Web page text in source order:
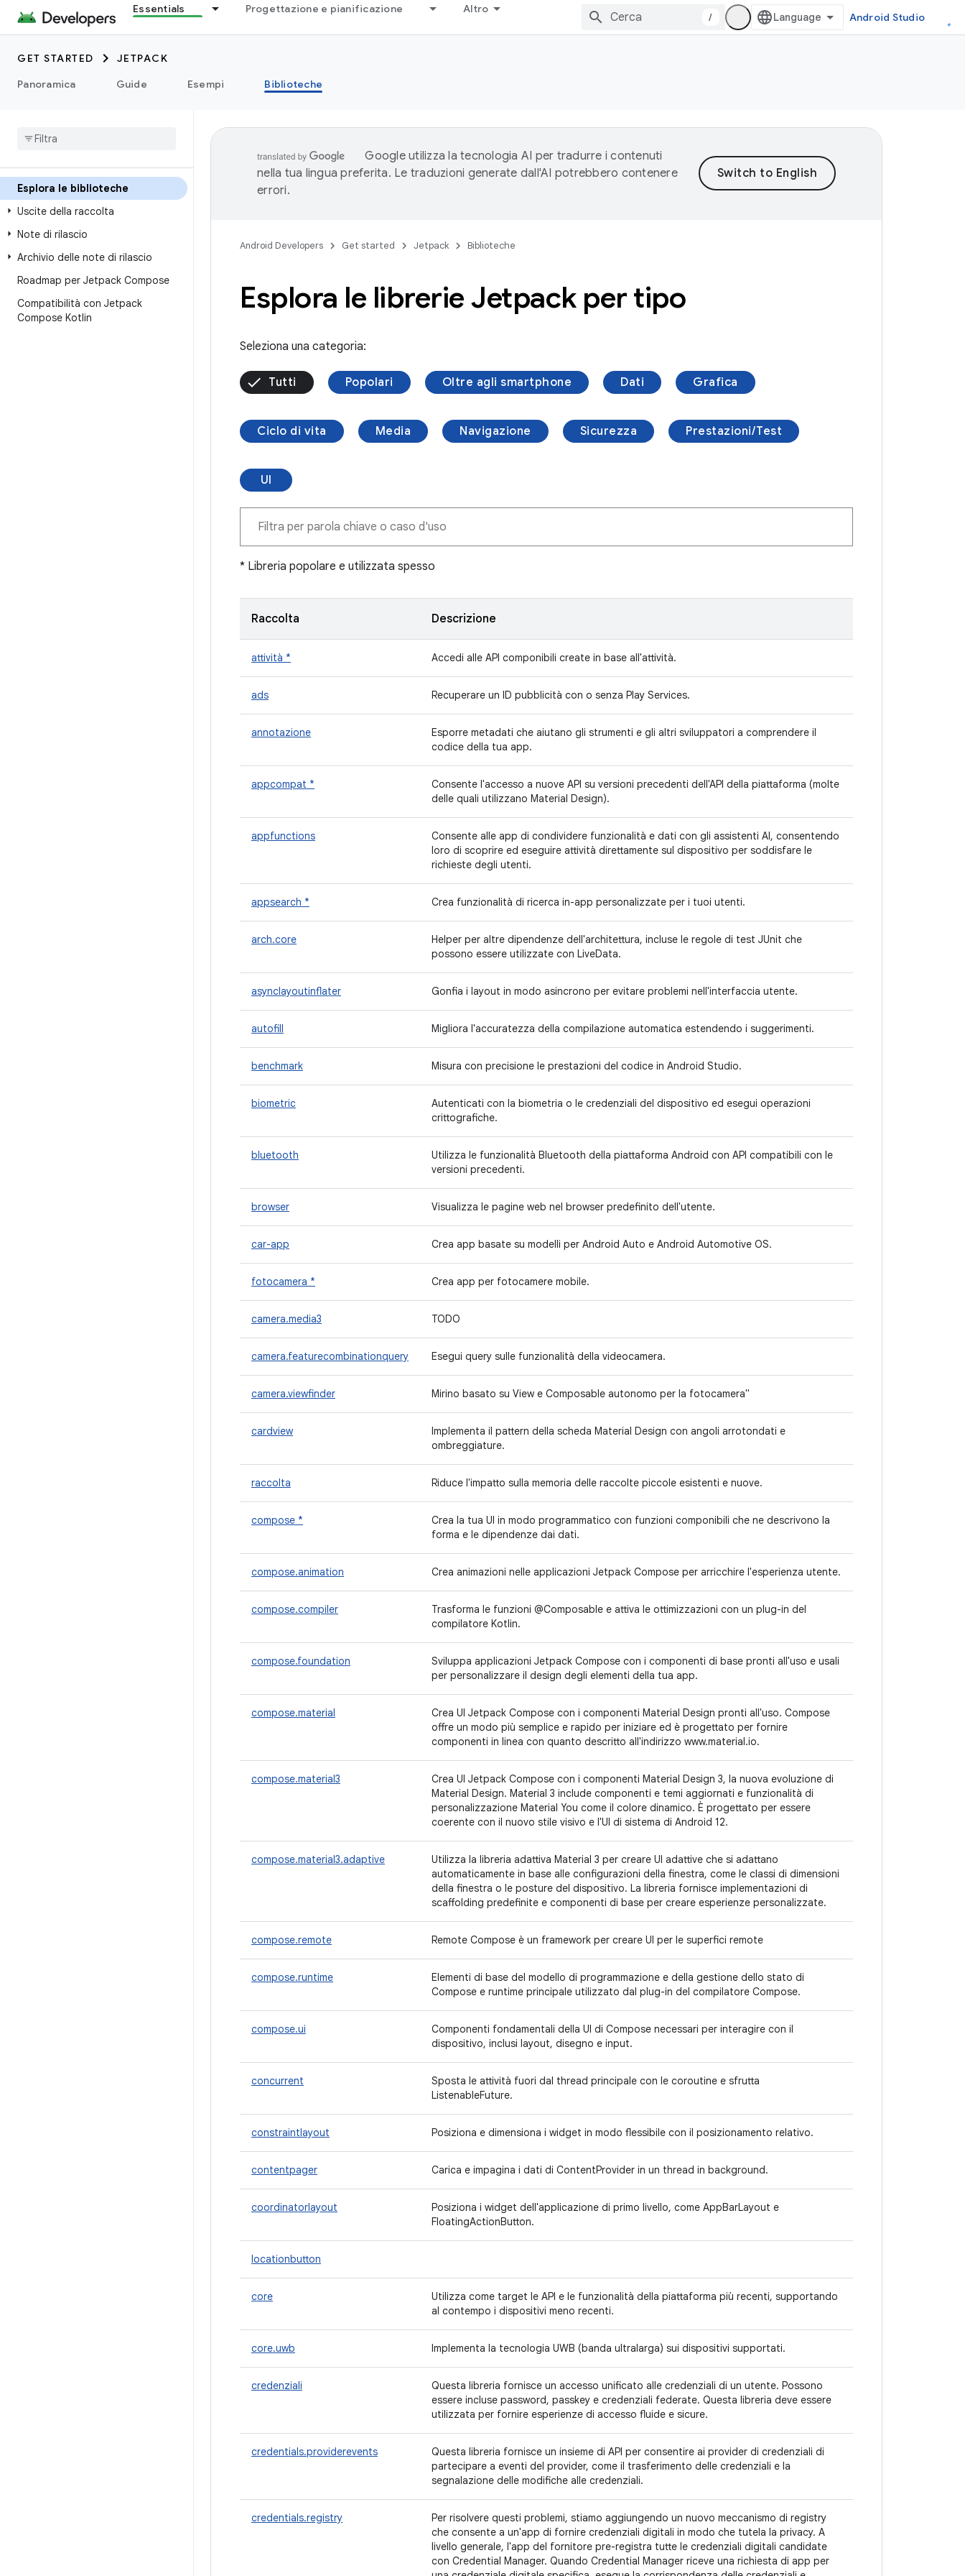
Essentials Progettazione e pianificazione Altro
/ Android Studio
GET STARTED
JETPACK
Panoramica
Guide Esempi Biblioteche
Esplora le biblioteche
Uscite della raccolta
Note di rilascio
Archivio delle note di rilascio
Roadmap per Jetpack Compose
Compatibilità con Jetpack
Compose Kotlin
Google utilizza la tecnologia AI per tradurre i contenuti
nella tua lingua preferita. Le traduzioni generate dall'AI potrebbero contenere
errori.
Android Developers Get started Jetpack Biblioteche
Esplora le librerie Jetpack per tipo
Seleziona una categoria:
Tutti Popolari Oltre agli smartphone Dati Grafica
Ciclo di vita Media Navigazione Sicurezza Prestazioni/Test
UI
* Libreria popolare e utilizzata spesso
Raccolta Descrizione
attività * Accedi alle API componibili create in base all'attività.
ads Recuperare un ID pubblicità con o senza Play Services.
annotazione
Esporre metadati che aiutano gli strumenti e gli altri sviluppatori a comprendere il
codice della tua app.
appcompat *
Consente l'accesso a nuove API su versioni precedenti dell'API della piattaforma (molte
delle quali utilizzano Material Design).
appfunctions
Consente alle app di condividere funzionalità e dati con gli assistenti AI, consentendo
loro di scoprire ed eseguire attività direttamente sul dispositivo per soddisfare le
richieste degli utenti.
appsearch * Crea funzionalità di ricerca in-app personalizzate per i tuoi utenti.
arch.core
Helper per altre dipendenze dell'architettura, incluse le regole di test JUnit che
possono essere utilizzate con LiveData.
asynclayoutinflater Gonfia i layout in modo asincrono per evitare problemi nell'interfaccia utente.
autofill Migliora l'accuratezza della compilazione automatica estendendo i suggerimenti.
benchmark Misura con precisione le prestazioni del codice in Android Studio.
biometric
Autenticati con la biometria o le credenziali del dispositivo ed esegui operazioni
crittografiche.
bluetooth
Utilizza le funzionalità Bluetooth della piattaforma Android con API compatibili con le
versioni precedenti.
browser Visualizza le pagine web nel browser predefinito dell'utente.
car-app Crea app basate su modelli per Android Auto e Android Automotive OS.
fotocamera * Crea app per fotocamere mobile.
camera.media3 TODO
camera.featurecombinationquery Esegui query sulle funzionalità della videocamera.
camera.viewfinder Mirino basato su View e Composable autonomo per la fotocamera"
cardview
Implementa il pattern della scheda Material Design con angoli arrotondati e
ombreggiature.
raccolta Riduce l'impatto sulla memoria delle raccolte piccole esistenti e nuove.
compose *
Crea la tua UI in modo programmatico con funzioni componibili che ne descrivono la
forma e le dipendenze dai dati.
compose.animation Crea animazioni nelle applicazioni Jetpack Compose per arricchire l'esperienza utente.
compose.compiler
Trasforma le funzioni @Composable e attiva le ottimizzazioni con un plug-in del
compilatore Kotlin.
compose.foundation
Sviluppa applicazioni Jetpack Compose con i componenti di base pronti all'uso e usali
per personalizzare il design degli elementi della tua app.
compose.material
Crea UI Jetpack Compose con i componenti Material Design pronti all'uso. Compose
offre un modo più semplice e rapido per iniziare ed è progettato per fornire
componenti in linea con quanto descritto all'indirizzo www.material.io.
compose.material3
Crea UI Jetpack Compose con i componenti Material Design 3, la nuova evoluzione di
Material Design. Material 3 include componenti e temi aggiornati e funzionalità di
personalizzazione Material You come il colore dinamico. È progettato per essere
coerente con il nuovo stile visivo e l'UI di sistema di Android 12.
compose.material3.adaptive
Utilizza la libreria adattiva Material 3 per creare UI adattive che si adattano
automaticamente in base alle configurazioni della finestra, come le classi di dimensioni
della finestra o le posture del dispositivo. La libreria fornisce implementazioni di
scaffolding predefinite e componenti di base per creare esperienze personalizzate.
compose.remote Remote Compose è un framework per creare UI per le superfici remote
compose.runtime
Elementi di base del modello di programmazione e della gestione dello stato di
Compose e runtime principale utilizzato dal plug-in del compilatore Compose.
compose.ui
Componenti fondamentali della UI di Compose necessari per interagire con il
dispositivo, inclusi layout, disegno e input.
concurrent
Sposta le attività fuori dal thread principale con le coroutine e sfrutta
ListenableFuture.
constraintlayout Posiziona e dimensiona i widget in modo flessibile con il posizionamento relativo.
contentpager Carica e impagina i dati di ContentProvider in un thread in background.
coordinatorlayout
Posiziona i widget dell'applicazione di primo livello, come AppBarLayout e
FloatingActionButton.
locationbutton
core
Utilizza come target le API e le funzionalità della piattaforma più recenti, supportando
al contempo i dispositivi meno recenti.
core.uwb Implementa la tecnologia UWB (banda ultralarga) sui dispositivi supportati.
credenziali
Questa libreria fornisce un accesso unificato alle credenziali di un utente. Possono
essere incluse password, passkey e credenziali federate. Questa libreria deve essere
utilizzata per fornire esperienze di accesso fluide e sicure.
credentials.providerevents
Questa libreria fornisce un insieme di API per consentire ai provider di credenziali di
partecipare a eventi del provider, come il trasferimento delle credenziali e la
segnalazione delle modifiche alle credenziali.
credentials.registry
Per risolvere questi problemi, stiamo aggiungendo un nuovo meccanismo di registry
che consente a un'app di fornire credenziali digitali in modo che tutela la privacy. A
livello generale, l'app del fornitore pre-registra tutte le credenziali digitali candidate
con Credential Manager. Quando Credential Manager riceve una richiesta di app per